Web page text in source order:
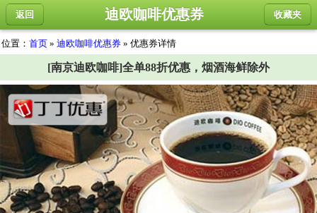
返回 收藏夹
迪欧咖啡优惠券
位置： 首页 » 迪欧咖啡优惠券 » 优惠券详情
[南京迪欧咖啡]全单88折优惠，烟酒海鲜除外